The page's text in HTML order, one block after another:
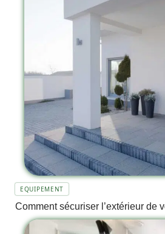
EQUIPEMENT
Comment sécuriser l’extérieur de